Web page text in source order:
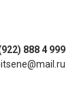
888 4 999